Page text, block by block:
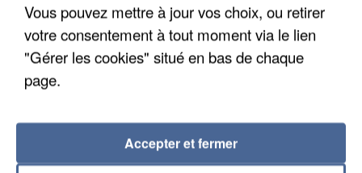
Vous pouvez mettre à jour vos choix, ou retirer
votre consentement à tout moment via le lien
"Gérer les cookies" situé en bas de chaque
page.
Accepter et fermer